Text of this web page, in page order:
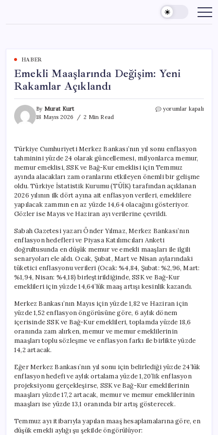
content
HABER
Emekli Maaşlarında Değişim: Yeni
Rakamlar Açıklandı
By Murat Kurt
18 Mayıs 2026
2 Min Read
Emekli
Açıklandı
için
yorumlar kapalı
Türkiye Cumhuriyeti Merkez Bankası’nın yıl sonu enflasyon
tahminini yüzde 24 olarak güncellemesi, milyonlarca memur,
memur emeklisi, SSK ve Bağ-Kur emeklisi için Temmuz
ayında alacakları zam oranlarını etkileyen önemli bir gelişme
oldu. Türkiye İstatistik Kurumu (TÜİK) tarafından açıklanan
2026 yılının ilk dört ayına ait enflasyon verileri, emeklilere
yapılacak zammın en az yüzde 14,64 olacağını gösteriyor.
Gözler ise Mayıs ve Haziran ayı verilerine çevrildi.
Sabah Gazetesi yazarı Önder Yılmaz, Merkez Bankası’nın
enflasyon hedefleri ve Piyasa Katılımcıları Anketi
doğrultusunda en düşük memur ve emekli maaşları ile ilgili
senaryoları ele aldı. Ocak, Şubat, Mart ve Nisan aylarındaki
tüketici enflasyonu verileri (Ocak: %4,84, Şubat: %2,96, Mart:
%1,94, Nisan: %4,18) birleştirildiğinde, SSK ve Bağ-Kur
emeklileri için yüzde 14,64’lük maaş artışı kesinlik kazandı.
Merkez Bankası’nın Mayıs için yüzde 1,82 ve Haziran için
yüzde 1,52 enflasyon öngörüsüne göre, 6 aylık dönem
içerisinde SSK ve Bağ-Kur emeklileri, toplamda yüzde 18,6
oranında zam alırken, memur ve memur emeklilerinin
maaşları toplu sözleşme ve enflasyon farkı ile birlikte yüzde
14,2 artacak.
Eğer Merkez Bankası’nın yıl sonu için belirlediği yüzde 24’lük
enflasyon hedefi ve aylık ortalama yüzde 1,20’lik enflasyon
projeksiyonu gerçekleşirse, SSK ve Bağ-Kur emeklilerinin
maaşları yüzde 17,2 artacak, memur ve memur emeklilerinin
maaşları ise yüzde 13,1 oranında bir artış gösterecek.
Temmuz ayı itibarıyla yapılan maaş hesaplamalarına göre, en
düşük emekli aylığı şu şekilde öngörülüyor: